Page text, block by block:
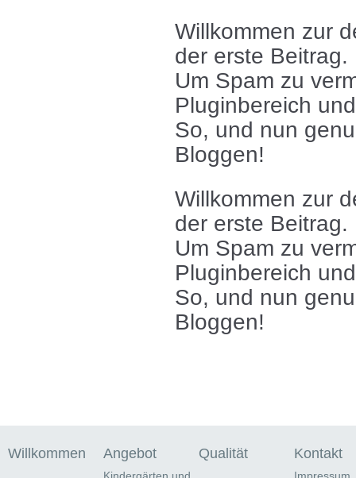
Willkommen zur
der erste
Um Spam zu
Pluginbereich
So, und nun
Bloggen!
Willkommen zur
der erste
Um Spam zu
Pluginbereich
So, und nun
Bloggen!
Willkommen Angebot Qualität Kontakt